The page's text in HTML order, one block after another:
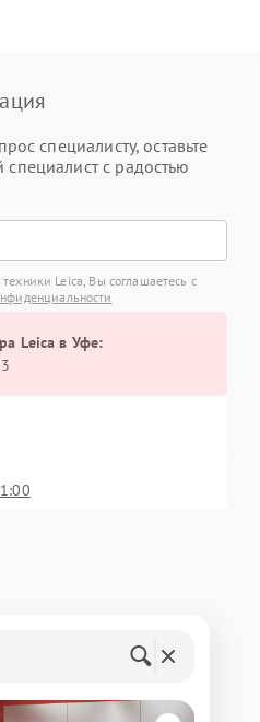
специалисту, оставьте
с радостью
Leica, Вы соглашаетесь с
Leica в Уфе: